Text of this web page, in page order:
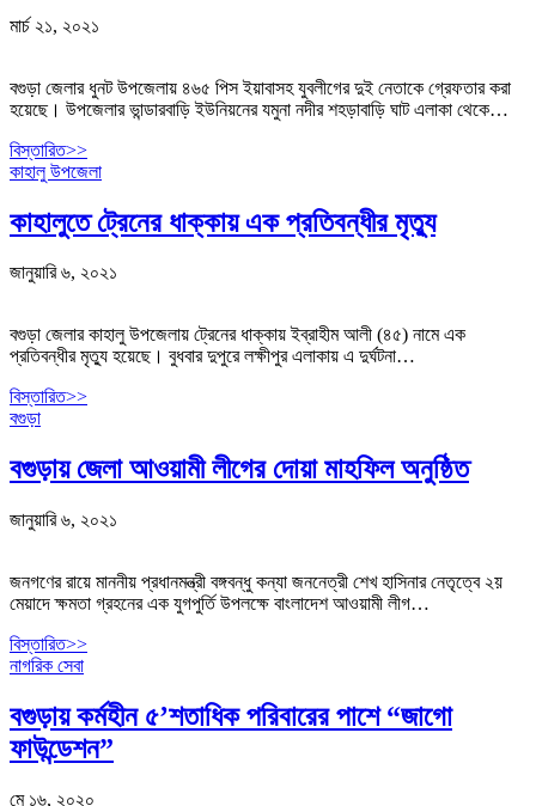
মার্চ ২১, ২০২১
বগুড়া জেলার ধুনট উপজেলায় ৪৬৫ পিস ইয়াবাসহ যুবলীগের দুই নেতাকে গ্রেফতার করা
হয়েছে। উপজেলার ভান্ডারবাড়ি ইউনিয়নের যমুনা নদীর শহড়াবাড়ি ঘাট এলাকা থেকে…
বিস্তারিত>>
কাহালু উপজেলা
কাহালুতে ট্রেনের ধাক্কায় এক প্রতিবন্ধীর মৃত্যু
জানুয়ারি ৬, ২০২১
বগুড়া জেলার কাহালু উপজেলায় ট্রেনের ধাক্কায় ইব্রাহীম আলী (৪৫) নামে এক
প্রতিবন্ধীর মৃত্যু হয়েছে। বুধবার দুপুরে লক্ষীপুর এলাকায় এ দুর্ঘটনা…
বিস্তারিত>>
বগুড়া
বগুড়ায় জেলা আওয়ামী লীগের দোয়া মাহফিল অনুষ্ঠিত
জানুয়ারি ৬, ২০২১
জনগণের রায়ে মাননীয় প্রধানমন্ত্রী বঙ্গবন্ধু কন্যা জননেত্রী শেখ হাসিনার নেতৃত্বে ২য়
মেয়াদে ক্ষমতা গ্রহনের এক যুগপুর্তি উপলক্ষে বাংলাদেশ আওয়ামী লীগ…
বিস্তারিত>>
নাগরিক সেবা
বগুড়ায় কর্মহীন ৫’শতাধিক পরিবারের পাশে “জাগো
ফাউন্ডেশন”
মে ১৬, ২০২০